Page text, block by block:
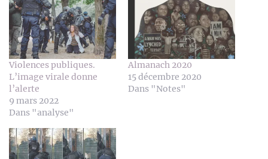
Violences publiques.
L’image virale donne
l’alerte
9 mars 2022
Dans "analyse"
Almanach 2020
15 décembre 2020
Dans "Notes"